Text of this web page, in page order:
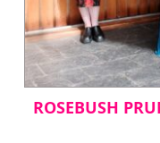
ROSEBUSH